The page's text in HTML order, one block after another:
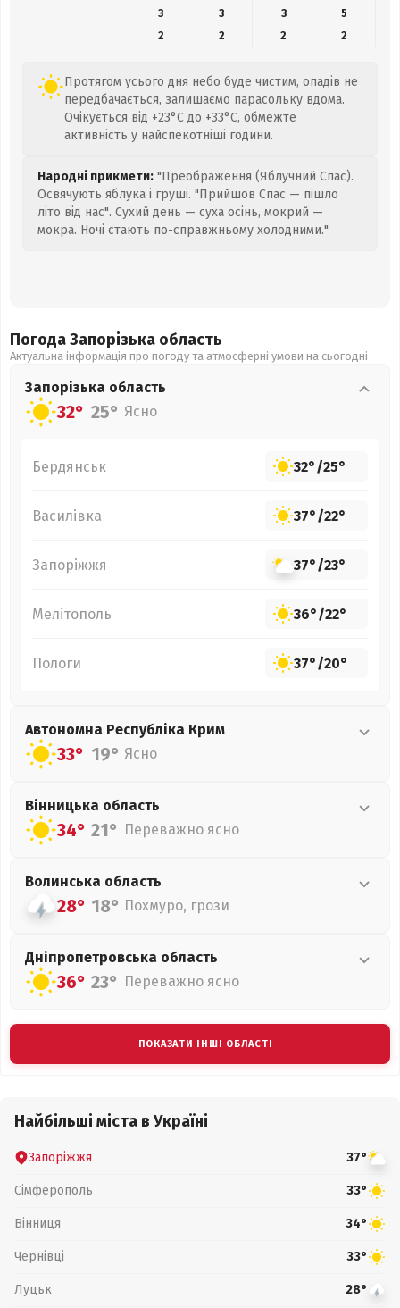
3
3 3
5
2
2 2 2
Протягом усього дня небо буде чистим, опадів не
передбачається, залишаємо парасольку вдома.
Очікується від +23°C до +33°C, обмежте
активність у найспекотніші години.
Народні прикмети: "Преображення (Яблучний Спас).
Освячують яблука і груші. "Прийшов Спас — пішло
літо від нас". Сухий день — суха осінь, мокрий —
мокра. Ночі стають по-справжньому холодними."
Погода Запорізька область
Актуальна інформація про погоду та атмосферні умови на сьогодні
Запорізька область
32° 25° Ясно
Бердянськ 32°/25°
Василівка 37°/22°
Запоріжжя 37°/23°
Мелітополь 36°/22°
Пологи 37°/20°
Автономна Республіка Крим
33° 19° Ясно
Вінницька область
34° 21° Переважно ясно
Волинська область
28° 18° Похмуро, грози
Дніпропетровська область
36° 23° Переважно ясно
ПОКАЗАТИ ІНШІ ОБЛАСТІ
Найбільші міста в Україні
Запоріжжя 37°
Сімферополь 33°
Вінниця 34°
Чернівці 33°
Луцьк 28°